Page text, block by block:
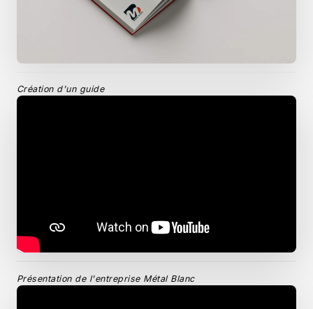
Création d'un guide
Présentation de l'entreprise Métal Blanc